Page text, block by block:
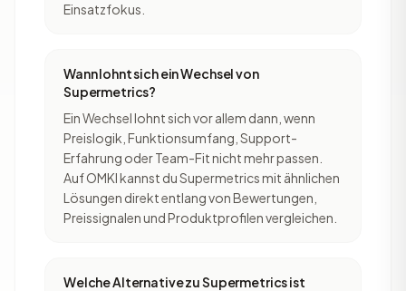
Einsatzfokus.
Wann lohnt sich ein Wechsel von
Supermetrics?
Ein Wechsel lohnt sich vor allem dann, wenn
Preislogik, Funktionsumfang, Support-
Erfahrung oder Team-Fit nicht mehr passen.
Auf OMKI kannst du Supermetrics mit ähnlichen
Lösungen direkt entlang von Bewertungen,
Preissignalen und Produktprofilen vergleichen.
Welche Alternative zu Supermetrics ist